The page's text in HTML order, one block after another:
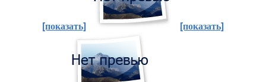
[показать] [показать]